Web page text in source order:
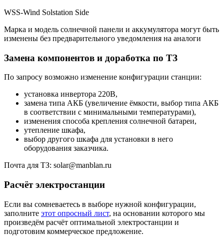
WSS-Wind Solstation Side
Марка и модель солнечной панели и аккумулятора могут быть
изменены без предварительного уведомления на аналоги
Замена компонентов и доработка по ТЗ
По запросу возможно изменение конфигурации станции:
установка инвертора 220В,
замена типа АКБ (увеличение ёмкости, выбор типа АКБ
в соответствии с минимальными температурами),
изменения способа крепления солнечной батареи,
утепление шкафа,
выбор другого шкафа для установки в него
оборудования заказчика.
Почта для ТЗ: solar@manblan.ru
Расчёт электростанции
Если вы сомневаетесь в выборе нужной конфигурации,
заполните этот опросный лист, на основании которого мы
произведём расчёт оптимальной электростанции и
подготовим коммерческое предложение.